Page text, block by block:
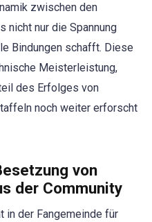
zwischen den
nicht nur die Spannung
Bindungen schafft. Diese
Meisterleistung,
des Erfolges von
noch weiter erforscht
von
der Community
in der Fangemeinde für